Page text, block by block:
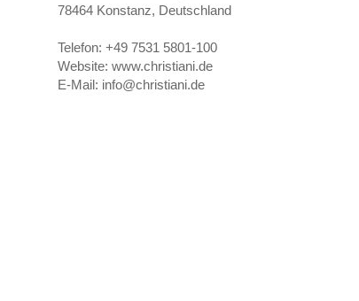
78464Konstanz, Deutschland
Telefon: +49 7531 5801-100
Website: www.christiani.de
E-Mail: info@christiani.de